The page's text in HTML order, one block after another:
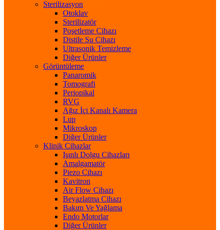
Sterilizasyon
Otoklav
Sterilizatör
Poşetleme Cihazı
Distile Su Cihazı
Ultrasonik Temizleme
Diğer Ürünler
Görüntüleme
Panaromik
Tomografi
Periopikal
RVG
Ağız İçi Kanalı Kamera
Lup
Mikroskop
Diğer Ürünler
Klinik Cihazlar
Işınlı Dolgu Cihazları
Amalgamatör
Piezo Cihazı
Kavitron
Air Flow Cihazı
Beyazlatma Cihazı
Bakım Ve Yağlama
Endo Motorlar
Diğer Ürünler